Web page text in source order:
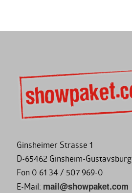
Ginsheimer Strasse 1
D-65462 Ginsheim-Gustavsburg
Fon 0 61 34 / 507 969-0
E-Mail: mail@showpaket.com